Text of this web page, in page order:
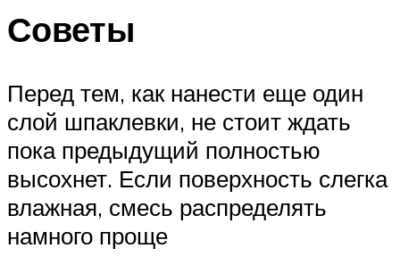
Советы
Перед тем, как нанести еще один
слой шпаклевки, не стоит ждать
пока предыдущий полностью
высохнет. Если поверхность слегка
влажная, смесь распределять
намного проще